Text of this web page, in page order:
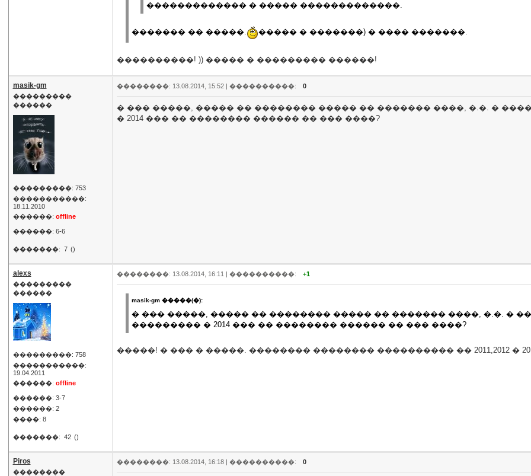
������������� � ����� �������������.
������� �� �����. ����� � �������) � ���� �������.
����������! )) ����� � ��������� ������!
masik-gm
���������
������
���������: 753
�����������:
18.11.2010
������: offline
������: 6-6
�������: 7 ()
��������: 13.08.2014, 15:52 | ����������: 0
� ��� �����, ����� �� �������� ����� �� ������� ����, �.�. �
� 2014 ��� �� �������� ������ �� ��� ����?
alexs
���������
������
���������: 758
�����������:
19.04.2011
������: offline
������: 3-7
������: 2
����: 8
�������: 42 ()
��������: 13.08.2014, 16:11 | ����������: +1
masik-gm �����(�):
� ��� �����, ����� �� �������� ����� �� ������� ����, �.�. �
��������� � 2014 ��� �� �������� ������ �� ��� ����?
�����! � ��� � �����. �������� �������� ���������� �� 2011,2012 �
Piros
��������
��������: 13.08.2014, 16:18 | ����������: 0